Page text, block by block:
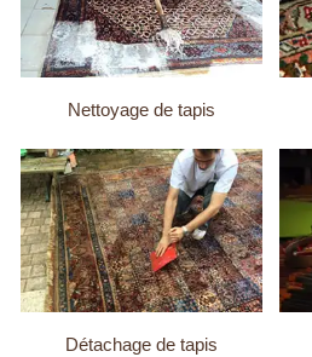
Nettoyage de tapis
Détachage de tapis